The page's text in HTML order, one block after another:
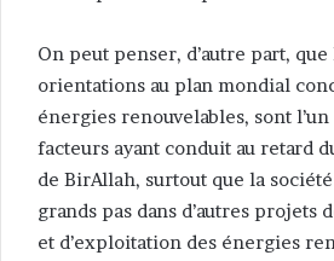
On peut penser, d’autre part,
orientations au plan mondial
énergies renouvelables, sont
facteurs ayant conduit au retard
de BirAllah, surtout que la
grands pas dans d’autres projets
et d’exploitation des énergies